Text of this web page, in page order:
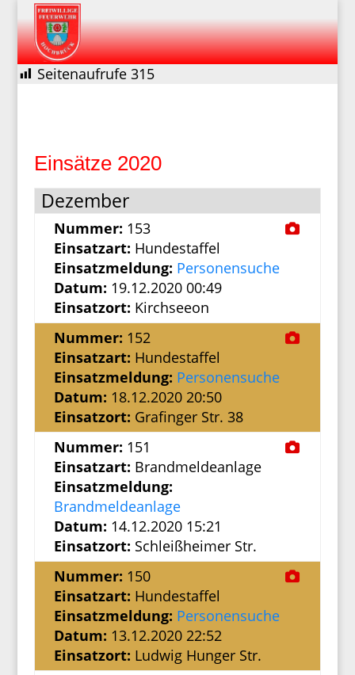
Seitenaufrufe 315
Einsätze 2020
Dezember
Nummer: 153
Einsatzart: Hundestaffel
Einsatzmeldung: Personensuche
Datum: 19.12.2020 00:49
Einsatzort: Kirchseeon
Nummer: 152
Einsatzart: Hundestaffel
Einsatzmeldung: Personensuche
Datum: 18.12.2020 20:50
Einsatzort: Grafinger Str. 38
Nummer: 151
Einsatzart: Brandmeldeanlage
Einsatzmeldung:
Brandmeldeanlage
Datum: 14.12.2020 15:21
Einsatzort: Schleißheimer Str.
Nummer: 150
Einsatzart: Hundestaffel
Einsatzmeldung: Personensuche
Datum: 13.12.2020 22:52
Einsatzort: Ludwig Hunger Str.